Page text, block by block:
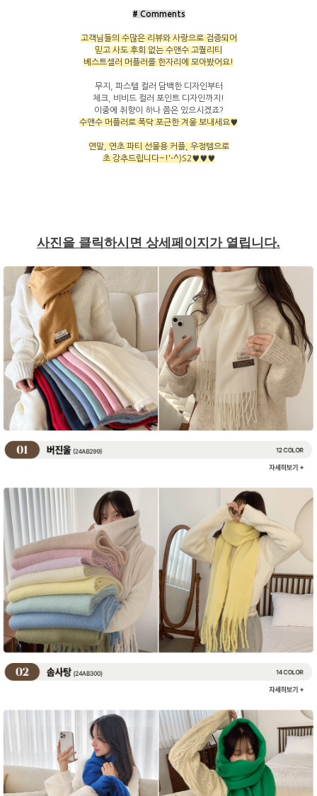
# Comments
고객님들의 수많은 리뷰와 사랑으로 검증되어
믿고 사도 후회 없는 수앤수 고퀄리티
베스트셀러 머플러를 한자리에 모아봤어요!
무지, 파스텔 컬러 담백한 디자인부터
체크, 비비드 컬러 포인트 디자인까지!
이중에 취향이 하나 쯤은 있으시겠죠?
수앤수 머플러로 폭닥 포근한 겨울 보내세요♥
연말, 연초 파티 선물용 커플, 우정템으로
초 강추드립니다~!'-^)S2♥♥♥
사진을 클릭하시면 상세페이지가 열립니다.